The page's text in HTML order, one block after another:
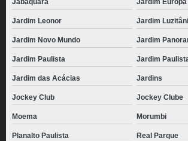
Jabaquara Jardim Europa
Jardim Leonor Jardim
Jardim Novo Mundo Jardim
Jardim Paulista Jardim
Jardim das Acácias Jardins
Jockey Club Jockey Clube
Moema Morumbi
Planalto Paulista Real Parque